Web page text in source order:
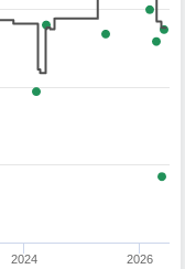
2024 2026